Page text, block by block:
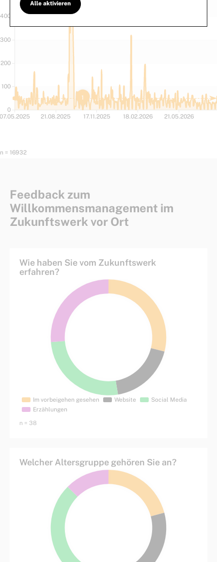
n = 16932
Feedback zum
Willkommensmanagement im
Zukunftswerk vor Ort
Wie haben Sie vom Zukunftswerk
erfahren?
n = 38
Welcher Altersgruppe gehören Sie an?
Alle aktivieren